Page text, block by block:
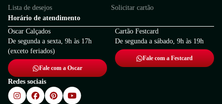
Lista de desejos
Solicitar cartão
Horário de atendimento
Oscar Calçados
De segunda a sexta, 9h às 17h
(exceto feriados)
Fale com a Oscar
Cartão Festcard
De segunda a sábado, 9h às 19h
Fale com a Festcard
Redes sociais